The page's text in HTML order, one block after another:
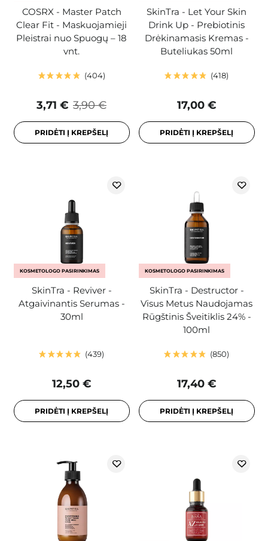
COSRX - Master Patch
Clear Fit - Maskuojamieji
Pleistrai nuo Spuogų – 18
vnt.
404
3,90 €
3,71 €
PRIDĖTI Į KREPŠELĮ
SkinTra - Let Your Skin
Drink Up - Prebiotinis
Drėkinamasis Kremas -
Buteliukas 50ml
418
17,00 €
PRIDĖTI Į KREPŠELĮ
KOSMETOLOGO PASIRINKIMAS
SkinTra - Reviver -
Atgaivinantis Serumas -
30ml
439
12,50 €
PRIDĖTI Į KREPŠELĮ
KOSMETOLOGO PASIRINKIMAS
SkinTra - Destructor -
Visus Metus Naudojamas
Rūgštinis Šveitiklis 24% -
100ml
850
17,40 €
PRIDĖTI Į KREPŠELĮ